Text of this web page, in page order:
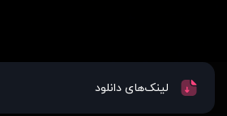
لینک‌های دانلود